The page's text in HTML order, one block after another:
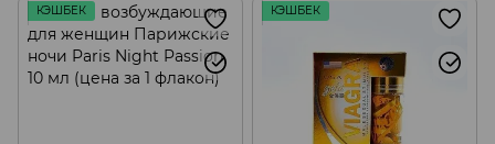
КЭШБЕК КЭШБЕК